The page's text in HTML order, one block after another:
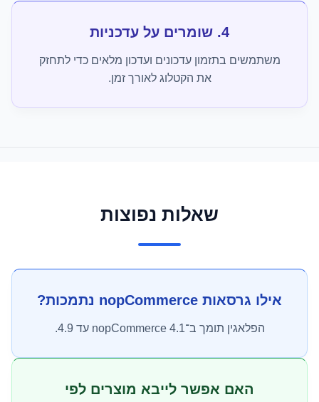
4. שומרים על עדכניות
משתמשים בתזמון עדכונים ועדכון מלאים כדי לתחזק
את הקטלוג לאורך זמן.
שאלות נפוצות
אילו גרסאות nopCommerce נתמכות?
הפלאגין תומך ב־nopCommerce 4.1 עד 4.9.
האם אפשר לייבא מוצרים לפי